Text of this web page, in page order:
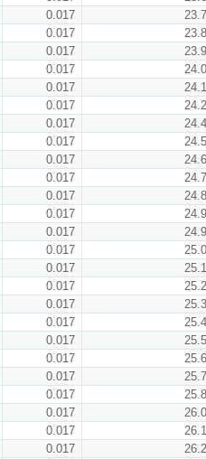
0.017
23.7
0.017
23.8
0.017
23.9
0.017
24.0
0.017
24.1
0.017
24.2
0.017
24.4
0.017
24.5
0.017
24.6
0.017
24.7
0.017
24.8
0.017
24.9
0.017
24.9
0.017
25.0
0.017
25.1
0.017
25.2
0.017
25.3
0.017
25.4
0.017
25.5
0.017
25.6
0.017
25.7
0.017
25.8
0.017
26.0
0.017
26.1
0.017
26.2